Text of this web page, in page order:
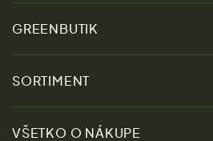
GREENBUTIK
Udržateľnosť
SORTIMENT
Zľavy
VŠETKO O NÁKUPE